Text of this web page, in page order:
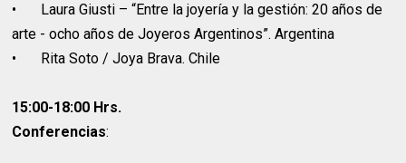
•
Laura Giusti – “Entre la joyería y la gestión: 20 años de
arte - ocho años de Joyeros Argentinos”. Argentina
•
Rita Soto / Joya Brava. Chile
15:00-18:00 Hrs.
Conferencias: